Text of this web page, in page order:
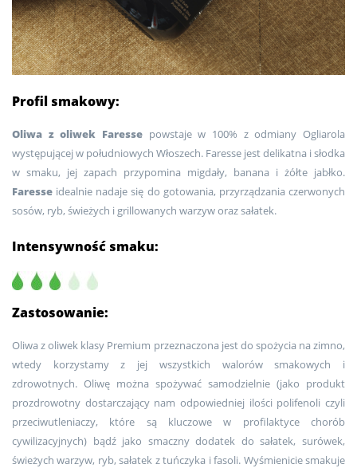
Profil smakowy:
Oliwa z oliwek Faresse powstaje w 100% z odmiany Ogliarola
występującej w południowych Włoszech. Faresse jest delikatna i słodka
w smaku, jej zapach przypomina migdały, banana i żółte jabłko.
Faresse idealnie nadaje się do gotowania, przyrządzania czerwonych
sosów, ryb, świeżych i grillowanych warzyw oraz sałatek.
Intensywność smaku:
Zastosowanie:
Oliwa z oliwek klasy Premium przeznaczona jest do spożycia na zimno,
wtedy korzystamy z jej wszystkich walorów smakowych i
zdrowotnych. Oliwę można spożywać samodzielnie (jako produkt
prozdrowotny dostarczający nam odpowiedniej ilości polifenoli czyli
przeciwutleniaczy, które są kluczowe w profilaktyce chorób
cywilizacyjnych) bądź jako smaczny dodatek do sałatek, surówek,
świeżych warzyw, ryb, sałatek z tuńczyka i fasoli. Wyśmienicie smakuje